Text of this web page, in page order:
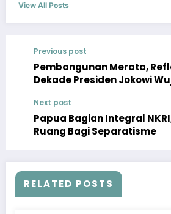
View All Posts
Previous post
Pembangunan Merata,
Dekade Presiden Jokowi
Next post
Papua Bagian Integral
Ruang Bagi Separatisme
RELATED POSTS